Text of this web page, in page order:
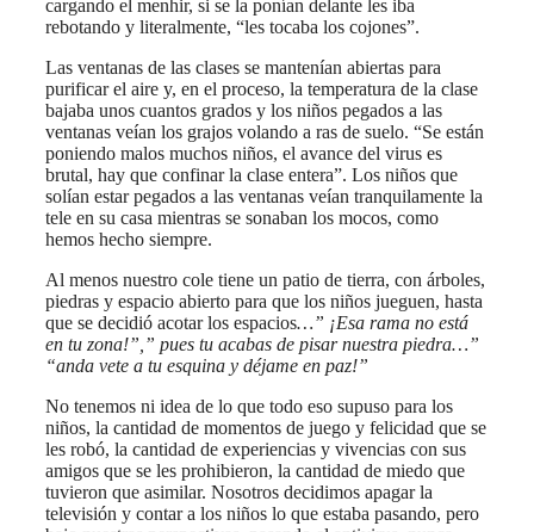
cargando el menhir, si se la ponían delante les iba
rebotando y literalmente, “les tocaba los cojones”.
Las ventanas de las clases se mantenían abiertas para
purificar el aire y, en el proceso, la temperatura de la clase
bajaba unos cuantos grados y los niños pegados a las
ventanas veían los grajos volando a ras de suelo. “Se están
poniendo malos muchos niños, el avance del virus es
brutal, hay que confinar la clase entera”. Los niños que
solían estar pegados a las ventanas veían tranquilamente la
tele en su casa mientras se sonaban los mocos, como
hemos hecho siempre.
Al menos nuestro cole tiene un patio de tierra, con árboles,
piedras y espacio abierto para que los niños jueguen, hasta
que se decidió acotar los espacios…” ¡Esa rama no está
en tu zona!”,” pues tu acabas de pisar nuestra piedra…”
“anda vete a tu esquina y déjame en paz!”
No tenemos ni idea de lo que todo eso supuso para los
niños, la cantidad de momentos de juego y felicidad que se
les robó, la cantidad de experiencias y vivencias con sus
amigos que se les prohibieron, la cantidad de miedo que
tuvieron que asimilar. Nosotros decidimos apagar la
televisión y contar a los niños lo que estaba pasando, pero